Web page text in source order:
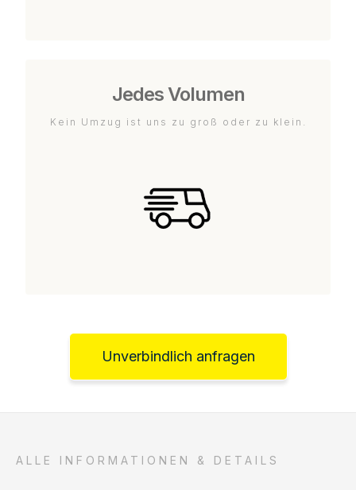
Jedes Volumen
Kein Umzug ist uns zu groß oder zu klein.
Unverbindlich anfragen
ALLE INFORMATIONEN & DETAILS